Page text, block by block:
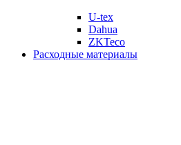
U-tex
Dahua
ZKTeco
Расходные материалы